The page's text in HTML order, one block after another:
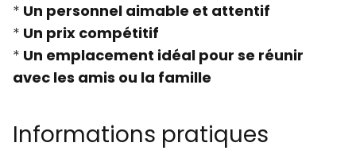
* Un personnel aimable et attentif
* Un prix compétitif
* Un emplacement idéal pour se réunir
avec les amis ou la famille
Informations pratiques